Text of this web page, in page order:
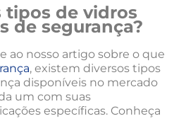
tipos de vidros
de segurança?
ao nosso artigo sobre o que
, existem diversos tipos
disponíveis no mercado
um com suas
específicas. Conheça